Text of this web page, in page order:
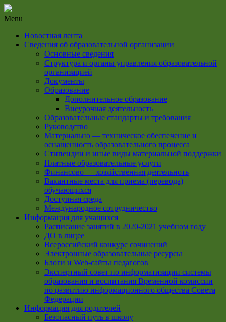
Menu
Новостная лента
Сведения об образовательной организации
Основные сведения
Структура и органы управления образовательной
организацией
Документы
Образование
Дополнительное образование
Внеурочная деятельность
Образовательные стандарты и требования
Руководство
Материально — техническое обеспечение и
оснащенность образовательного процесса
Стипендии и иные виды материальной поддержки
Платные образовательные услуги
Финансово — хозяйственная деятельноть
Вакантные места для приема (перевода)
обучающихся
Доступная среда
Международное сотрудничество
Информация для учащихся
Расписание занятий в 2020-2021 учебном году
ДО в лицее
Всероссийский конкурс сочинений
Электронные образовательные ресурсы
Блоги и Web-сайты педагогов
Экспертный совет по информатизации системы
образования и воспитания Временной комиссии
по развитию информационного общества Совета
Федерации
Информация для родителей
Безопасный путь в школу